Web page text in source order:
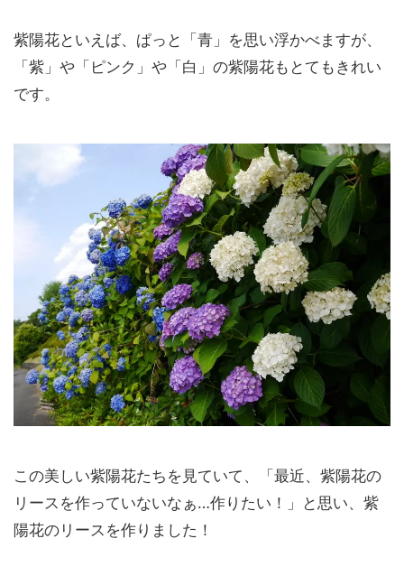
紫陽花といえば、ぱっと「青」を思い浮かべますが、
「紫」や「ピンク」や「白」の紫陽花もとてもきれい
です。
この美しい紫陽花たちを見ていて、「最近、紫陽花の
リースを作っていないなぁ…作りたい！」と思い、紫
陽花のリースを作りました！